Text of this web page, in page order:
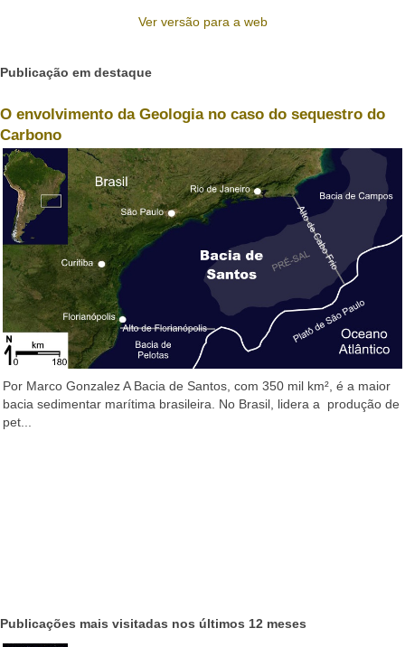
Ver versão para a web
Publicação em destaque
O envolvimento da Geologia no caso do sequestro do
Carbono
Por Marco Gonzalez A Bacia de Santos, com 350 mil km², é a maior
bacia sedimentar marítima brasileira. No Brasil, lidera a produção de
pet...
Publicações mais visitadas nos últimos 12 meses